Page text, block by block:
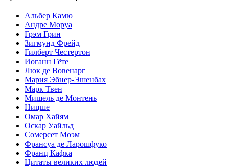
Альбер Камю
Андре Моруа
Грэм Грин
Зигмунд Фрейд
Гилберт Честертон
Иоганн Гёте
Люк де Вовенарг
Мария Эбнер-Эшенбах
Марк Твен
Мишель де Монтень
Ницше
Омар Хайям
Оскар Уайльд
Сомерсет Моэм
Франсуa де Ларошфуко
Франц Кафка
Цитаты великих людей